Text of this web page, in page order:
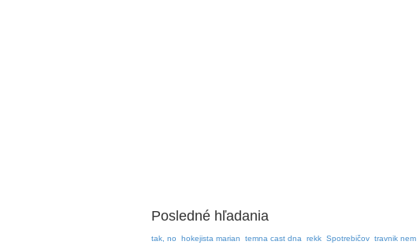
Posledné hľadania
tak, no hokejista marian temna cast dna rekk Spotrebičov travnik nem